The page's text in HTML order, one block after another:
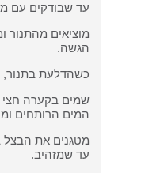
עד שבודקים עם
מוציאים מהתנור
הגשה.
כשהדלעת בתנור,
שמים בקערה חצי
המים הרותחים
מטגנים את
עד שמזהיב.